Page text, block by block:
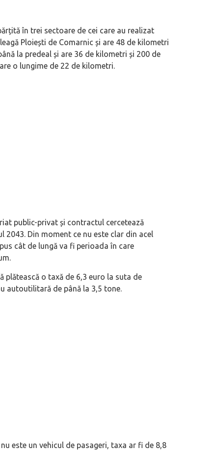
în trei sectoare de cei care au realizat
Ploiești de Comarnic și are 48 de kilometri
la predeal și are 36 de kilometri și 200 de
o lungime de 22 de kilometri.
public-privat și contractul cercetează
Din moment ce nu este clar din acel
cât de lungă va fi perioada în care
plătească o taxă de 6,3 euro la suta de
autoutilitară de până la 3,5 tone.
este un vehicul de pasageri, taxa ar fi de 8,8
avioane, numele Hennessey
un apropo. Unul pertinent, de
Prima sportivă cu motor central a
de noua ediție limitată Lamborghini
60° Hommage